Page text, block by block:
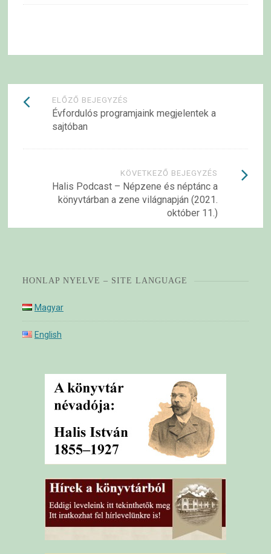
Bejegyzések
navigációja
ELŐZŐ BEJEGYZÉS
Évfordulós programjaink megjelentek a
sajtóban
KÖVETKEZŐ BEJEGYZÉS
Halis Podcast – Népzene és néptánc a
könyvtárban a zene világnapján (2021.
október 11.)
HONLAP NYELVE – SITE LANGUAGE
Magyar
English